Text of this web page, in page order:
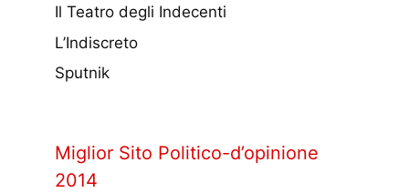
Il Teatro degli Indecenti
L’Indiscreto
Sputnik
Miglior Sito Politico-d’opinione
2014